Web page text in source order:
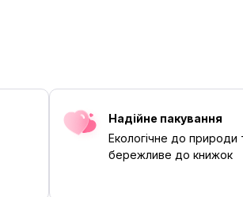
Надійне пакування
Екологічне до природи
бережливе до книжок